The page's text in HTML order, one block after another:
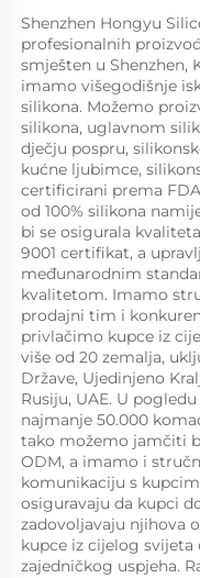
Shenzhen Hongyu
profesionalnih
smješten u Shenzhen,
imamo višegodišnje
silikona. Možemo
silikona, uglavnom
dječju pospru,
kućne ljubimce,
certificirani prema
od 100% silikona
bi se osigurala
9001 certifikat, a
međunarodnim
kvalitetom. Imamo
prodajni tim i
privlačimo kupce iz
više od 20 zemalja,
Države, Ujedinjeno
Rusiju, UAE. U
najmanje 50.000
tako možemo jamčiti
ODM, a imamo i
komunikaciju s
osiguravaju da kupci
zadovoljavaju njihova
kupce iz cijelog svijeta
zajedničkog uspjeha.